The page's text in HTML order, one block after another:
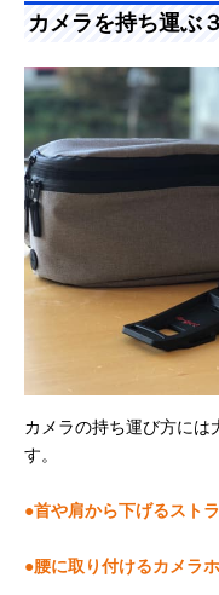
カメラを持ち運ぶ
カメラの持ち運び方には
す。
●首や肩から下げるスト
●腰に取り付けるカメラ